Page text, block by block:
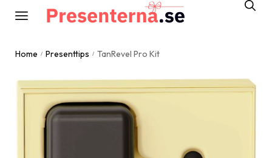
Home / Presenttips / TanRevel Pro Kit